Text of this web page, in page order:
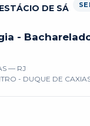
DE SÁ
-
— RJ
- DUQUE DE